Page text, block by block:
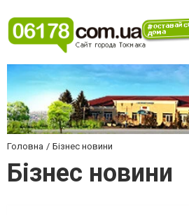
Головна Бізнес новини
Бізнес новини